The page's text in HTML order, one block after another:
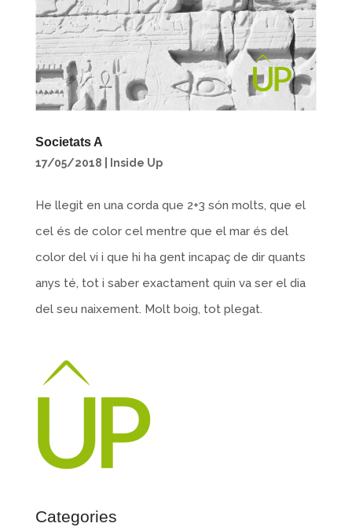
Societats A
17/05/2018 Inside Up
He llegit en una corda que 2+3 són molts, que el
cel és de color cel mentre que el mar és del
color del vi i que hi ha gent incapaç de dir quants
anys té, tot i saber exactament quin va ser el dia
del seu naixement. Molt boig, tot plegat.
Categories